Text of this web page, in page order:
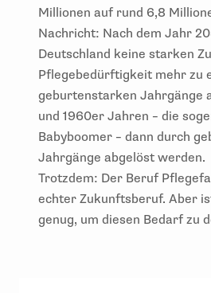
Millionen auf rund 6,8
Nachricht: Nach dem Jahr
Deutschland keine starken
Pflegebedürftigkeit mehr zu
geburtenstarken Jahrgänge
und 1960er Jahren – die
Babyboomer – dann durch
Jahrgänge abgelöst werden.
Trotzdem: Der Beruf
echter Zukunftsberuf. Aber
genug, um diesen Bedarf zu